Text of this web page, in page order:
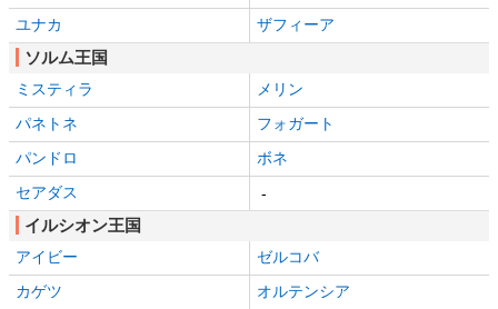
ユナカ
ザフィーア
ソルム王国
ミスティラ
メリン
パネトネ
フォガート
パンドロ
ボネ
セアダス
-
イルシオン王国
アイビー
ゼルコバ
カゲツ
オルテンシア